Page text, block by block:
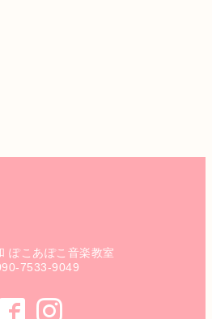
ぽこあぽこ音楽教室
7533-9049